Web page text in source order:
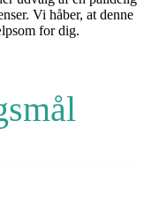
Vi håber, at denne
for dig.